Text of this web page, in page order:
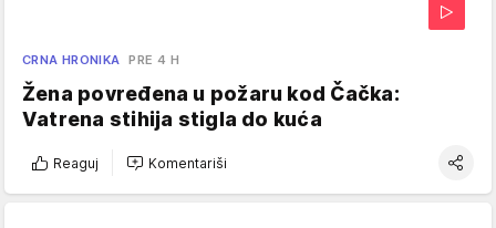
CRNA HRONIKA PRE 4 H
Žena povređena u požaru kod Čačka:
Vatrena stihija stigla do kuća
Reaguj Komentariši